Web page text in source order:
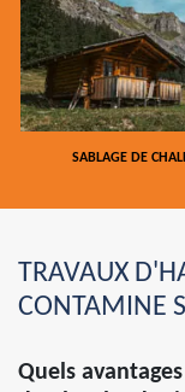
SABLAGE DE
TRAVAUX
CONTAMINE
Quels